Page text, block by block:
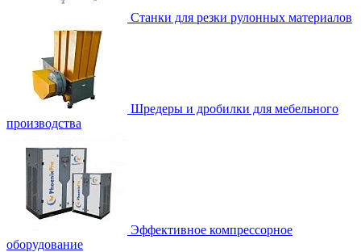
Станки для резки рулонных материалов
Шредеры и дробилки для мебельного
производства
Эффективное компрессорное
оборудование